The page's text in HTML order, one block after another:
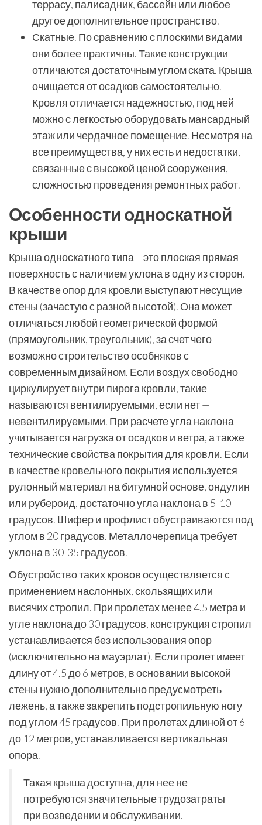
террасу, палисадник, бассейн или любое
другое дополнительное пространство.
Скатные. По сравнению с плоскими видами
они более практичны. Такие конструкции
отличаются достаточным углом ската. Крыша
очищается от осадков самостоятельно.
Кровля отличается надежностью, под ней
можно с легкостью оборудовать мансардный
этаж или чердачное помещение. Несмотря на
все преимущества, у них есть и недостатки,
связанные с высокой ценой сооружения,
сложностью проведения ремонтных работ.
Особенности односкатной
крыши
Крыша односкатного типа – это плоская прямая
поверхность с наличием уклона в одну из сторон.
В качестве опор для кровли выступают несущие
стены (зачастую с разной высотой). Она может
отличаться любой геометрической формой
(прямоугольник, треугольник), за счет чего
возможно строительство особняков с
современным дизайном. Если воздух свободно
циркулирует внутри пирога кровли, такие
называются вентилируемыми, если нет —
невентилируемыми. При расчете угла наклона
учитывается нагрузка от осадков и ветра, а также
технические свойства покрытия для кровли. Если
в качестве кровельного покрытия используется
рулонный материал на битумной основе, ондулин
или рубероид, достаточно угла наклона в 5-10
градусов. Шифер и профлист обустраиваются под
углом в 20 градусов. Металлочерепица требует
уклона в 30-35 градусов.
Обустройство таких кровов осуществляется с
применением наслонных, скользящих или
висячих стропил. При пролетах менее 4.5 метра и
угле наклона до 30 градусов, конструкция стропил
устанавливается без использования опор
(исключительно на мауэрлат). Если пролет имеет
длину от 4.5 до 6 метров, в основании высокой
стены нужно дополнительно предусмотреть
лежень, а также закрепить подстропильную ногу
под углом 45 градусов. При пролетах длиной от 6
до 12 метров, устанавливается вертикальная
опора.
Такая крыша доступна, для нее не
потребуются значительные трудозатраты
при возведении и обслуживании.